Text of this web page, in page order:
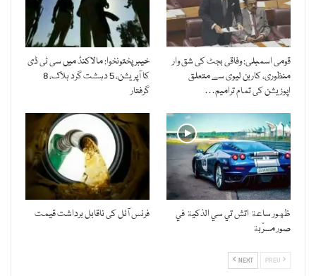
قومی اسمبلی: وفاقی بجٹ کی شق وار
منظوری، کاربن لیوی سے متعلق
اپوزیشن کی تمام ترامیم…
خیبرپختونخوا: مالاکنڈ میں سی ٹی ڈی
کا آپریشن، 5 دہشت گرد ہلاک، 8
گرفتار
ظهور ساعة اتش تي سي الذكية في
صور مسرّبة
فرنس آئل کی ناقابل برداشت قیمت
NEXT